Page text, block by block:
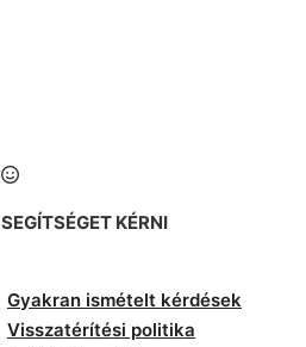
SEGÍTSÉGET KÉRNI
Gyakran ismételt kérdések
Visszatérítési politika